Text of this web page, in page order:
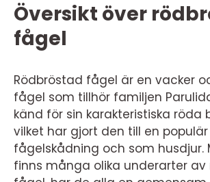
Översikt över
fågel
Rödbröstad fågel är en vacker
fågel som tillhör familjen
känd för sin karakteristiska röda
vilket har gjort den till en
fågelskådning och som husdjur.
finns många olika underarter